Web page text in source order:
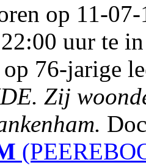
op 11-
uur te
op 76-jarige
Zij